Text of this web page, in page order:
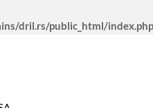
dril.rs/public_html/index.php